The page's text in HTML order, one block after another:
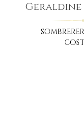
Geraldine